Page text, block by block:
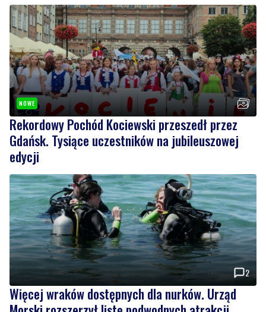
Czytaj również
NOWE
Rekordowy Pochód Kociewski przeszedł przez
Gdańsk. Tysiące uczestników na jubileuszowej
edycji